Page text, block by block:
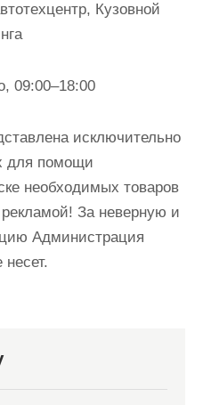
Кузовной
09:00–18:00
исключительно
для помощи
необходимых товаров
За неверную и
Администрация
несет.